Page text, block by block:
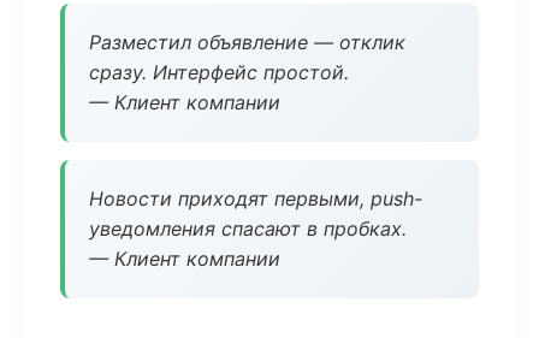
Разместил объявление — отклик
сразу. Интерфейс простой.
— Клиент компании
Новости приходят первыми, push-
уведомления спасают в пробках.
— Клиент компании